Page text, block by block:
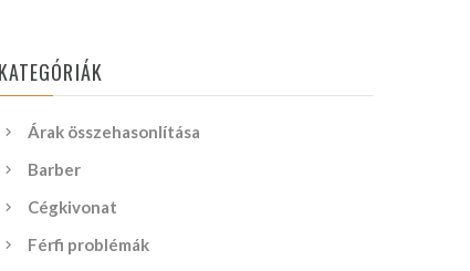
KATEGÓRIÁK
Árak összehasonlítása
Barber
Cégkivonat
Férfi problémák